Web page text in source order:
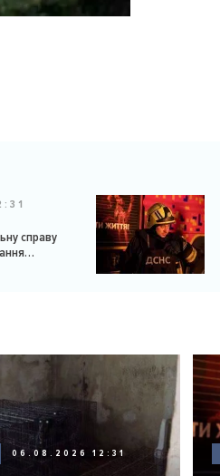
справу
06.08.2026 12:31